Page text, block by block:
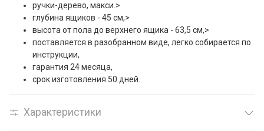
ручки-дерево, макси.>
глубина ящиков - 45 см,>
высота от пола до верхнего ящика - 63,5 см,>
поставляется в разобранном виде, легко собирается по
инструкции,
гарантия 24 месяца,
срок изготовления 50 дней.
Характеристики